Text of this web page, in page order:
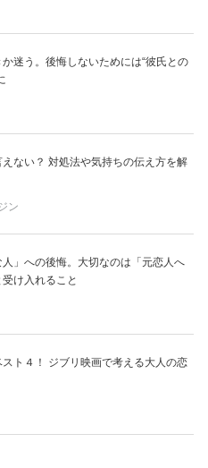
迷う。後悔しないためには“彼氏との
ない？ 対処法や気持ちの伝え方を解
ン
人」への後悔。大切なのは「元恋人へ
け入れること
ト４！ ジブリ映画で考える大人の恋